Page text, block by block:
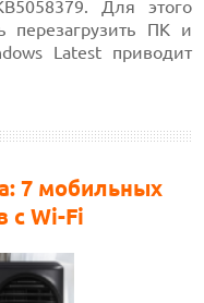
Для этого
перезагрузить ПК и
Latest приводит
7 мобильных
с Wi-Fi